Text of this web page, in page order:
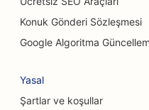
Kedi Kafeleri için SEO
Konuk Gönderi Sözleşmesi
Google Algoritma
Yasal
Şartlar ve koşullar